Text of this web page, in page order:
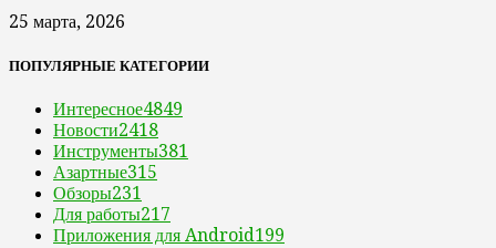
25 марта, 2026
ПОПУЛЯРНЫЕ КАТЕГОРИИ
Интересное4849
Новости2418
Инструменты381
Азартные315
Обзоры231
Для работы217
Приложения для Android199